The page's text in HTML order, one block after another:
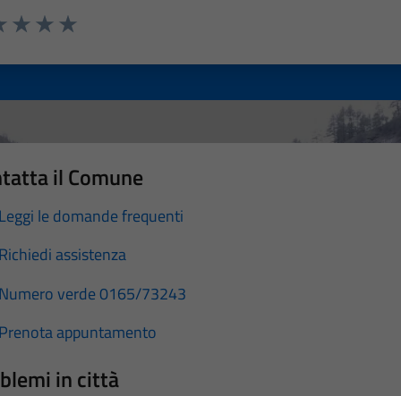
il Comune
le domande frequenti
assistenza
verde 0165/73243
appuntamento
in città